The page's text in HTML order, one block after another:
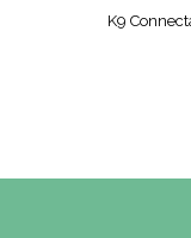
K9